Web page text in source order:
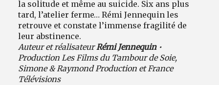
la solitude et même au suicide. Six ans plus
tard, l’atelier ferme… Rémi Jennequin les
retrouve et constate l’immense fragilité de
leur abstinence.
Auteur et réalisateurRémi Jennequin•
Production Les Films du Tambour de Soie,
Simone & Raymond Production et France
Télévisions